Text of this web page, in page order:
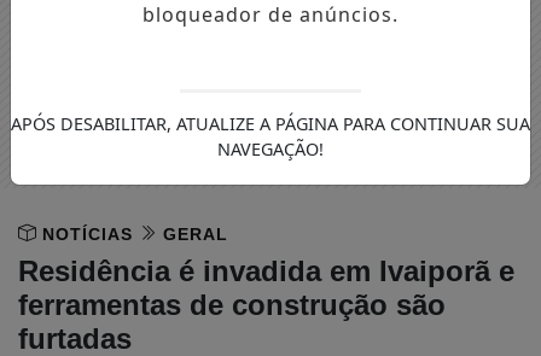
NOTÍCIAS GERAL
Residência é invadida em Ivaiporã e
ferramentas de construção são
furtadas
bloqueador de anúncios.
APÓS DESABILITAR, ATUALIZE A PÁGINA PARA CONTINUAR SUA
NAVEGAÇÃO!